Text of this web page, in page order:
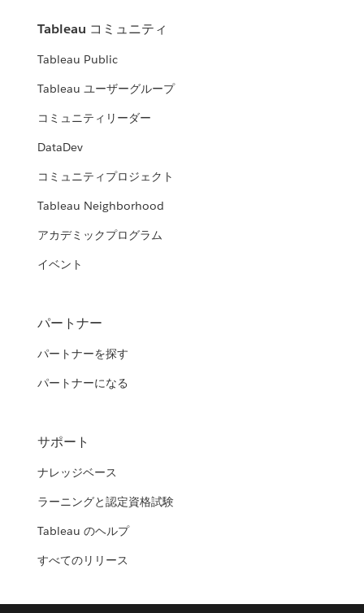
Tableau コミュニティ
Tableau Public
Tableau ユーザーグループ
コミュニティリーダー
DataDev
コミュニティプロジェクト
Tableau Neighborhood
アカデミックプログラム
イベント
パートナー
パートナーを探す
パートナーになる
サポート
ナレッジベース
ラーニングと認定資格試験
Tableau のヘルプ
すべてのリリース